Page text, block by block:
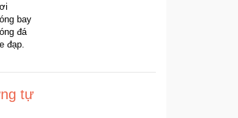
bay
đá
đạp.
tự